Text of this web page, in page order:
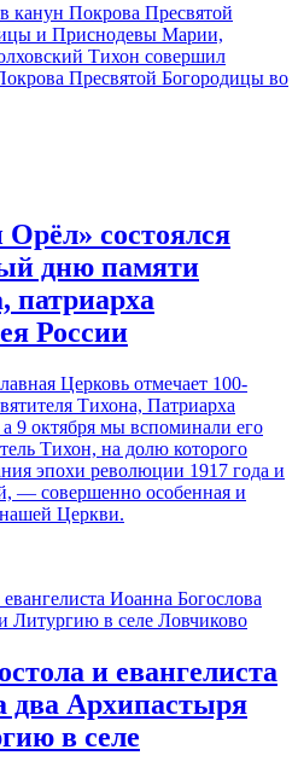
канун Покрова Пресвятой
и Приснодевы Марии,
Тихон совершил
Пресвятой Богородицы во
состоялся
дню памяти
патриарха
России
Церковь отмечает 100-
Тихона, Патриарха
9 октября мы вспоминали его
Тихон, на долю которого
эпохи революции 1917 года и
— совершенно особенная и
Церкви.
и евангелиста
два Архипастыря
в селе